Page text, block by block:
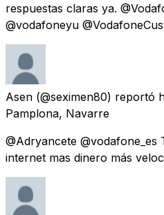
respuestas claras ya.
@vodafoneyu
Asen (@seximen80) reportó
Pamplona, Navarre
@Adryancete @vodafone_es
internet mas dinero más